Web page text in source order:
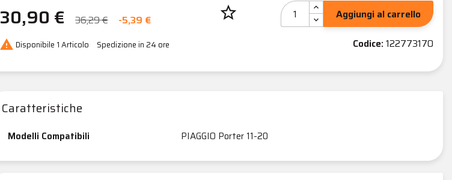
30,90 € 36,29 € -5,39 €
 Disponibile 1 Articolo Spedizione in 24 ore
star_border
Aggiungi al carrello
Codice:122773170
Caratteristiche
Modelli Compatibili PIAGGIO Porter 11-20